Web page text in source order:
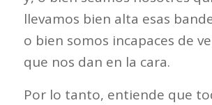
llevamos bien alta esas
o bien somos incapaces de
que nos dan en la cara.
Por lo tanto, entiende que